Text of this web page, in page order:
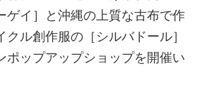
ゲイ］と沖縄の上質な古布で作
クル創作服の［シルバドール］
ポップアップショップを開催い